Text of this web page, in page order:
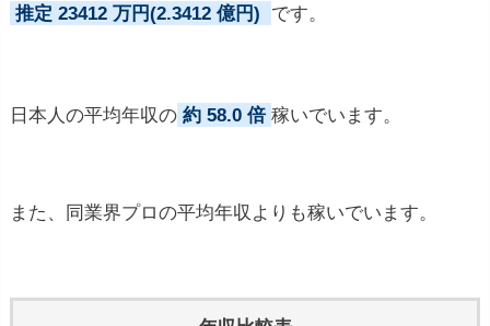
推定 23412 万円(2.3412 億円) です。
日本人の平均年収の 約 58.0 倍 稼いでいます。
また、同業界プロの平均年収よりも稼いでいます。